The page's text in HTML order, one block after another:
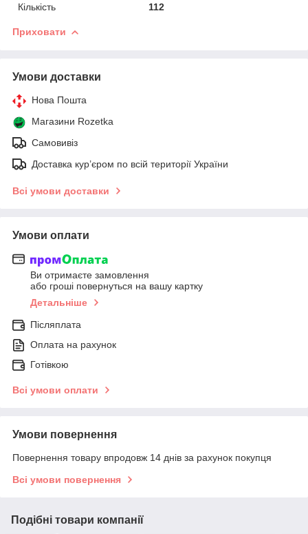
Кількість
112
Приховати
Умови доставки
Нова Пошта
Магазини Rozetka
Самовивіз
Доставка кур’єром по всій території України
Всі умови доставки
Умови оплати
Ви отримаєте замовлення
або гроші повернуться на вашу картку
Детальніше
Післяплата
Оплата на рахунок
Готівкою
Всі умови оплати
Умови повернення
Повернення товару впродовж 14 днів за рахунок покупця
Всі умови повернення
Подібні товари компанії